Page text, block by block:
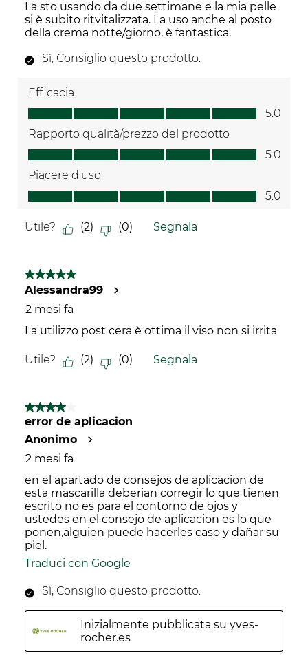
La sto usando da due settimane e la mia pelle
si è subito ritvitalizzata. La uso anche al posto
della crema notte/giorno, è fantastica.
Sì, Consiglio questo prodotto.
Efficacia
Efficacia, 5.0 su 5
5.0
Rapporto qualità/prezzo del prodotto
Rapporto qualità/prezzo del prodotto, 5.0 su 55.0
Piacere d'uso
Piacere d'uso, 5.0 su 5
5.0
Utile? (2) (0) Segnala
5 su 5 stelle.
Alessandra99
2 mesi fa
La utilizzo post cera è ottima il viso non si irrita
Utile? (2) (0) Segnala
4 su 5 stelle.
error de aplicacion
Anonimo
2 mesi fa
en el apartado de consejos de aplicacion de
esta mascarilla deberian corregir lo que tienen
escrito no es para el contorno de ojos y
ustedes en el consejo de aplicacion es lo que
ponen,alguien puede hacerles caso y dañar su
piel.
Traduci con Google
Sì, Consiglio questo prodotto.
Inizialmente pubblicata su yves-
rocher.es